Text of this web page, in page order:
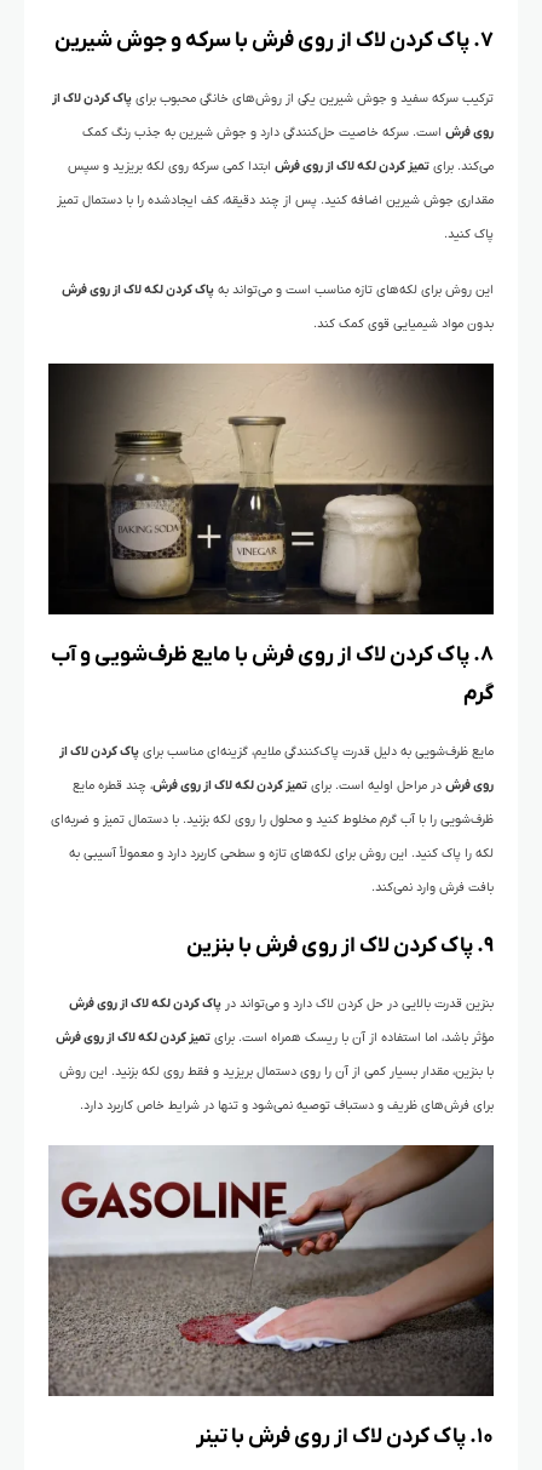
۷. پاک کردن لاک از روی فرش با سرکه و جوش شیرین
ترکیب سرکه سفید و جوش شیرین یکی از روش‌های خانگی محبوب برای پاک کردن لاک از
روی فرش است. سرکه خاصیت حل‌کنندگی دارد و جوش شیرین به جذب رنگ کمک
می‌کند. برای تمیز کردن لکه لاک از روی فرش ابتدا کمی سرکه روی لکه بریزید و سپس
مقداری جوش شیرین اضافه کنید. پس از چند دقیقه، کف ایجادشده را با دستمال تمیز
پاک کنید.
این روش برای لکه‌های تازه مناسب است و می‌تواند به پاک کردن لکه لاک از روی فرش
بدون مواد شیمیایی قوی کمک کند.
۸. پاک کردن لاک از روی فرش با مایع ظرف‌شویی و آب
گرم
مایع ظرف‌شویی به دلیل قدرت پاک‌کنندگی ملایم، گزینه‌ای مناسب برای پاک کردن لاک از
روی فرش در مراحل اولیه است. برای تمیز کردن لکه لاک از روی فرش، چند قطره مایع
ظرف‌شویی را با آب گرم مخلوط کنید و محلول را روی لکه بزنید. با دستمال تمیز و ضربه‌ای
لکه را پاک کنید. این روش برای لکه‌های تازه و سطحی کاربرد دارد و معمولاً آسیبی به
بافت فرش وارد نمی‌کند.
۹. پاک کردن لاک از روی فرش با بنزین
بنزین قدرت بالایی در حل کردن لاک دارد و می‌تواند در پاک کردن لکه لاک از روی فرش
مؤثر باشد، اما استفاده از آن با ریسک همراه است. برای تمیز کردن لکه لاک از روی فرش
با بنزین، مقدار بسیار کمی از آن را روی دستمال بریزید و فقط روی لکه بزنید. این روش
برای فرش‌های ظریف و دستباف توصیه نمی‌شود و تنها در شرایط خاص کاربرد دارد.
۱۰. پاک کردن لاک از روی فرش با تینر